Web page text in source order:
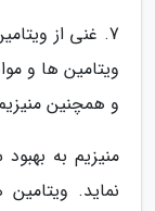
و همچنین
منیزیم به